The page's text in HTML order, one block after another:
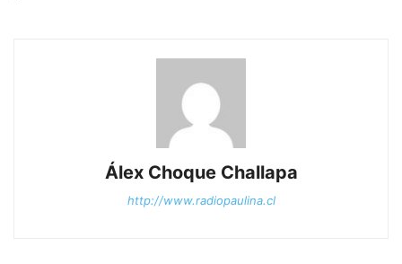
Álex Choque Challapa
http://www.radiopaulina.cl